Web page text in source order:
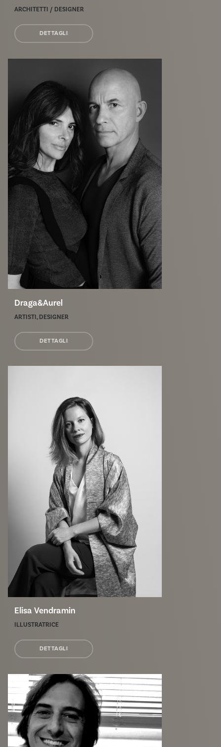
ARCHITETTI / DESIGNER
DETTAGLI
Draga&Aurel
ARTISTI, DESIGNER
DETTAGLI
Elisa Vendramin
ILLUSTRATRICE
DETTAGLI